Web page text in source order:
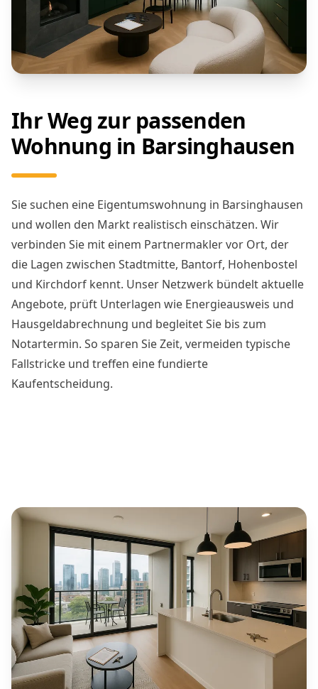
Ihr Weg zur passenden
Wohnung in Barsinghausen
Sie suchen eine Eigentumswohnung in Barsinghausen
und wollen den Markt realistisch einschätzen. Wir
verbinden Sie mit einem Partnermakler vor Ort, der
die Lagen zwischen Stadtmitte, Bantorf, Hohenbostel
und Kirchdorf kennt. Unser Netzwerk bündelt aktuelle
Angebote, prüft Unterlagen wie Energieausweis und
Hausgeldabrechnung und begleitet Sie bis zum
Notartermin. So sparen Sie Zeit, vermeiden typische
Fallstricke und treffen eine fundierte
Kaufentscheidung.